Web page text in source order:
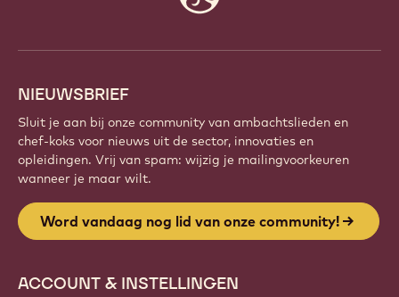
NIEUWSBRIEF
Sluit je aan bij onze community van ambachtslieden en
chef-koks voor nieuws uit de sector, innovaties en
opleidingen. Vrij van spam: wijzig je mailingvoorkeuren
wanneer je maar wilt.
Word vandaag nog lid van onze community!
ACCOUNT & INSTELLINGEN